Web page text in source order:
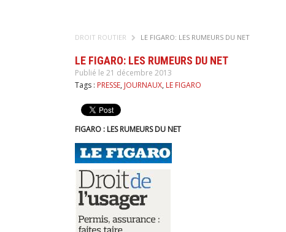
DROIT ROUTIER LE FIGARO: LES RUMEURS DU NET
LE FIGARO: LES RUMEURS DU NET
Publié le 21 décembre 2013
Tags : PRESSE, JOURNAUX, LE FIGARO
FIGARO : LES RUMEURS DU NET